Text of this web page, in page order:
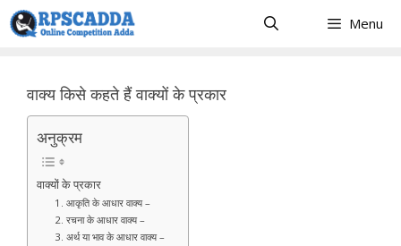
Skip
to
Menu
वाक्य किसे कहते हैं वाक्यों के प्रकार
अनुक्रम
वाक्यों के प्रकार
1. आकृति के आधार वाक्य –
2. रचना के आधार वाक्य –
3. अर्थ या भाव के आधार वाक्य –